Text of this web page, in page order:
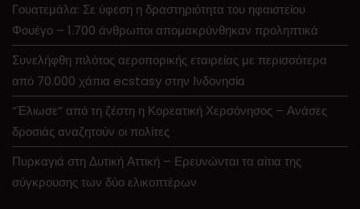
Γουατεμάλα: Σε ύφεση η δραστηριότητα του ηφαιστείου
Φουέγο – 1.700 άνθρωποι απομακρύνθηκαν προληπτικά
Συνελήφθη πιλότος αεροπορικής εταιρείας με περισσότερα
από 70.000 χάπια ecstasy στην Ινδονησία
“Έλιωσε” από τη ζέστη η Κορεατική Χερσόνησος – Ανάσες
δροσιάς αναζητούν οι πολίτες
Πυρκαγιά στη Δυτική Αττική – Ερευνώνται τα αίτια της
σύγκρουσης των δύο ελικοπτέρων